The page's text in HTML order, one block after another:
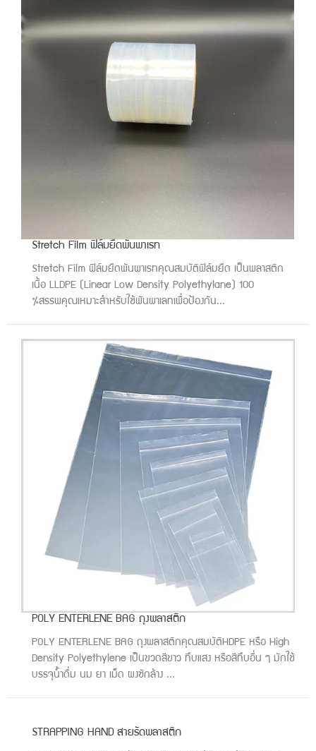
Stretch Film ฟิล์มยืดพันพาเรท
Stretch Film ฟิล์มยืดพันพาเรทคุณสมบัติฟิล์มยืด เป็นพลาสติก
เนื้อ LLDPE (Linear Low Density Polyethylane) 100
%สรรพคุณเหมาะสำหรับใช้พันพาเลทเพื่อป้องกัน...
POLY ENTERLENE BAG ถุงพลาสติก
POLY ENTERLENE BAG ถุงพลาสติกคุณสมบัติHDPE หรือ High
Density Polyethylene เป็นขวดสีขาว ทึบแสง หรือสีทึบอื่น ๆ มักใช้
บรรจุน้ำดื่ม นม ยา เม็ด ผงซักล้าง ...
STRAPPING HAND สายรัดพลาสติก